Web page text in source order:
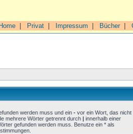
Home Privat Impressum Bücher|
werden muss und ein - vor ein Wort, das nicht
mehrere Wörter getrennt durch | innerhalb einer
gefunden werden muss. Benutze ein * als